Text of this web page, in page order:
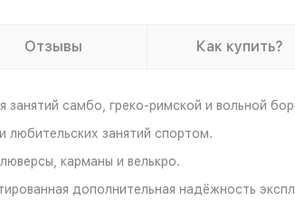
Отзывы Как купить?
самбо, греко-римской и вольной
любительских занятий спортом.
карманы и велькро.
дополнительная надёжность